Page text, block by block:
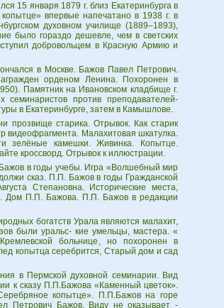
января 1879 г. близ Екатеринбурга в
впервые напечатано в 1938 г. в
духовном училище (1889–1893),
было гораздо дешевле, чем в светских
добровольцем в Красную Армию и
в Москве. Бажов Павел Петрович.
орденом Ленина. Похоронен в
Памятник на Ивановском кладбище г.
против преподавателей-
в Екатеринбурге, затем в Камышлове.
старика. Отрывок. Как старик
видеофрагмента. Малахитовая шкатулка.
зелёные камешки. Живинка. Копытце.
кроссворд. Отрывок к иллюстрации.
в годы учебы. Игра «Волшебный мир
сказ. П.П. Бажов в годы Гражданской
Степановна. Исторические места,
Дом П.П. Бажова. П.П. Бажов в редакции
богатств Урала являются малахит,
были уральс- кие умельцы, мастера. «
больнице, но похоронен в
копытца серебрится, Старый дом и сад
в Пермской духовной семинарии. Вид
к сказу П.П.Бажова «Каменный цветок».
копытце». П.П.Бажов на горе
Петрович Бажов. Виду не оказывает -